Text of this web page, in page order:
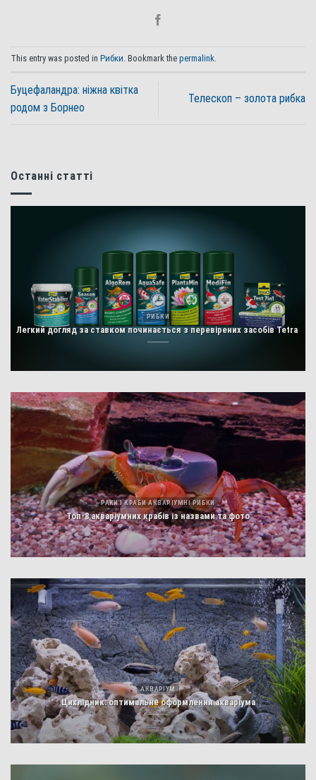
This entry was posted in Рибки. Bookmark the permalink.
Буцефаландра: ніжна квітка
родом з Борнео
Телескоп – золота рибка
Останні статті
РИБКИ
Легкий догляд за ставком починається з перевірених засобів Tetra
РАКИ І КРАБИ АКВАРІУМНІ РИБКИ
Топ-8 акваріумних крабів із назвами та фото
АКВАРІУМ
Цихлідник: оптимальне оформлення акваріума